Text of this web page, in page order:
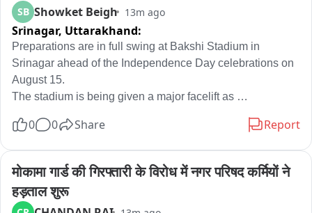
SB Showket Beigh 13m ago
Srinagar, Uttarakhand:
Preparations are in full swing at Bakshi Stadium in
Srinagar ahead of the Independence Day celebrations on
August 15.
The stadium is being given a major facelift as
programme, including flag hoisting, the parade, cultural
The venue and its surrounding areas are being decorated
with Tricolour flags and Independence Day-themed
decorations, giving Bakshi Stadium a festive national-
0 0 Share Report
मोकामा गार्ड की गिरफ्तारी के विरोध में नगर परिषद कर्मियों ने
हड़ताल शुरू